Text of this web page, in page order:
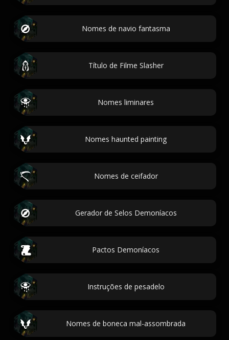
Nomes de navio fantasma
Título de Filme Slasher
Nomes liminares
Nomes haunted painting
Nomes de ceifador
Gerador de Selos Demoníacos
Pactos Demoníacos
Instruções de pesadelo
Nomes de boneca mal-assombrada